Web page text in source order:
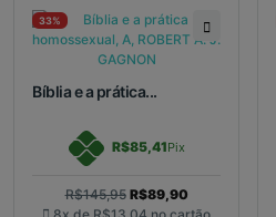
33%
Bíblia e a prática...
R$85,41Pix
R$145,95 R$89,90